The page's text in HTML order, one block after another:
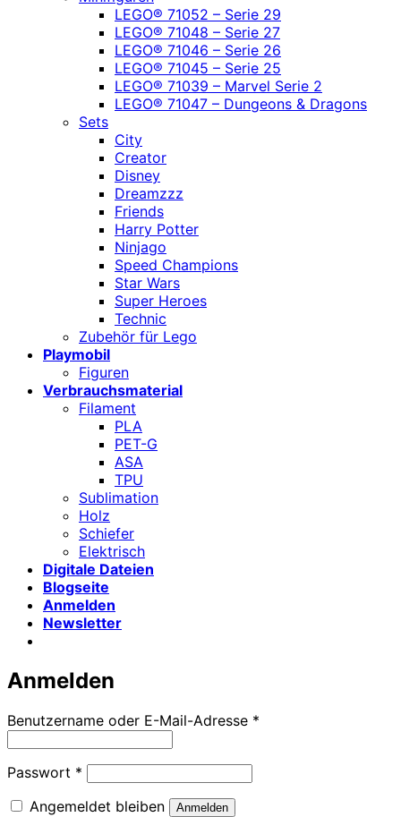
LEGO® 71052 – Serie 29
LEGO® 71048 – Serie 27
LEGO® 71046 – Serie 26
LEGO® 71045 – Serie 25
LEGO® 71039 – Marvel Serie 2
LEGO® 71047 – Dungeons & Dragons
Sets
City
Creator
Disney
Dreamzzz
Friends
Harry Potter
Ninjago
Speed Champions
Star Wars
Super Heroes
Technic
Zubehör für Lego
Playmobil
Figuren
Verbrauchsmaterial
Filament
PLA
PET-G
ASA
TPU
Sublimation
Holz
Schiefer
Elektrisch
Digitale Dateien
Blogseite
Anmelden
Newsletter
Anmelden
Benutzername oder E-Mail-Adresse *
Passwort * Erforderlich
Angemeldet bleiben
Anmelden